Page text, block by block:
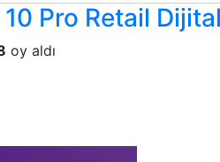
Pro Retail
oy aldı